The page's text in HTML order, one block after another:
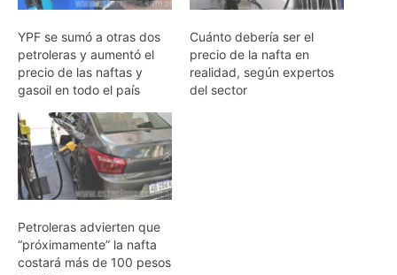
YPF se sumó a otras dos
petroleras y aumentó el
precio de las naftas y
gasoil en todo el país
Cuánto debería ser el
precio de la nafta en
realidad, según expertos
del sector
Petroleras advierten que
“próximamente” la nafta
costará más de 100 pesos